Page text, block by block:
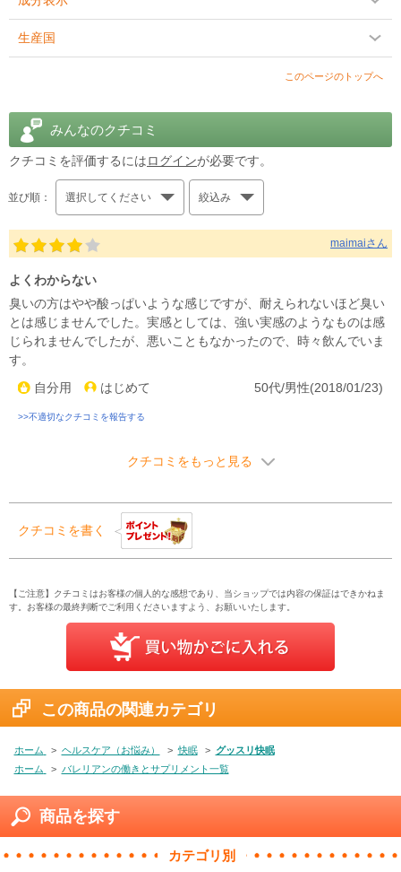
生産国
このページのトップへ
みんなのクチコミ
クチコミを評価するにはログインが必要です。
並び順： 選択してください 絞込み
maimaiさん
よくわからない
臭いの方はやや酸っぱいような感じですが、耐えられないほど臭い
とは感じませんでした。実感としては、強い実感のようなものは感
じられませんでしたが、悪いこともなかったので、時々飲んでいま
す。
自分用
はじめて 50代/男性(2018/01/23)
>>不適切なクチコミを報告する
クチコミをもっと見る
クチコミを書く
【ご注意】クチコミはお客様の個人的な感想であり、当ショップでは内容の保証はできかねま
す。お客様の最終判断でご利用くださいますよう、お願いいたします。
この商品の関連カテゴリ
ホーム > ヘルスケア（お悩み） > 快眠 > グッスリ快眠
ホーム
> バレリアンの働きとサプリメント一覧
商品を探す
カテゴリ別